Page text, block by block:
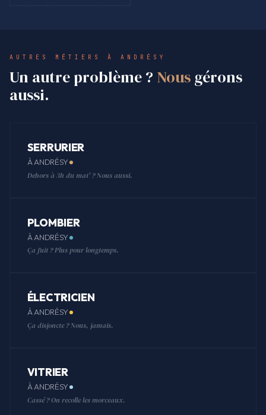
AUTRES MÉTIERS À ANDRÉSY
Un autre problème ? Nousgérons
aussi.
SERRURIER
À ANDRÉSY
Dehors à 3h du mat' ? Nous aussi.
PLOMBIER
À ANDRÉSY
Ça fuit ? Plus pour longtemps.
ÉLECTRICIEN
À ANDRÉSY
Ça disjoncte ? Nous, jamais.
VITRIER
À ANDRÉSY
Cassé ? On recolle les morceaux.